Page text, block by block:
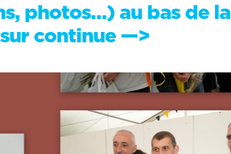
photos…) au bas de la
continue —>